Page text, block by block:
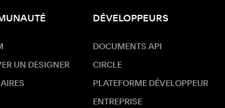
UN DESIGNER
DÉVELOPPEURS
DOCUMENTS API
CIRCLE
PLATEFORME DÉVELOPPEUR
ENTREPRISE